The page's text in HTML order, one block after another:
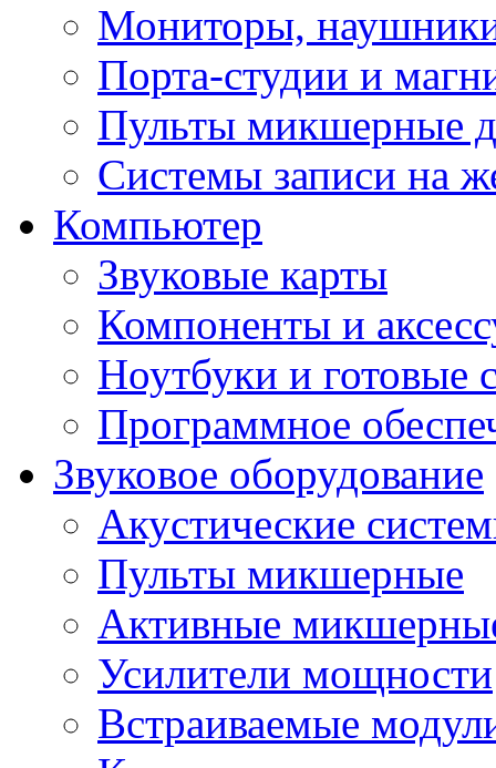
Мониторы,
Порта-студии и
Пульты микшерные
Системы записи на
Компьютер
Звуковые карты
Компоненты и
Ноутбуки и готовые
Программное
Звуковое оборудование
Акустические
Пульты микшерные
Активные
Усилители мощности
Встраиваемые